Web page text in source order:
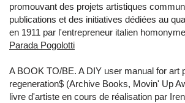
promouvant des projets artistiques
publications et des initiatives dédiées au
en 1911 par l'entrepreneur italien
Parada Pogolotti
A BOOK TO/BE. A DIY user manual for art
regeneration$ (Archive Books, Movin' Up
livre d'artiste en cours de réalisation par